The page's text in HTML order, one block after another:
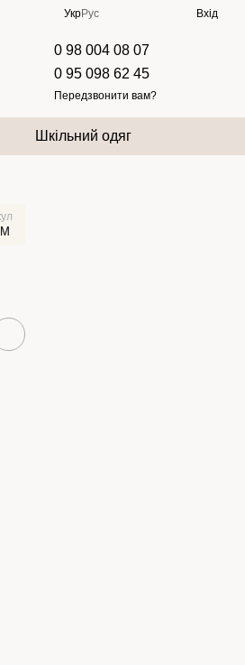
УкрРус Вхід
0 98 004 08 07
0 95 098 62 45
Передзвонити вам?
Шкільний одяг